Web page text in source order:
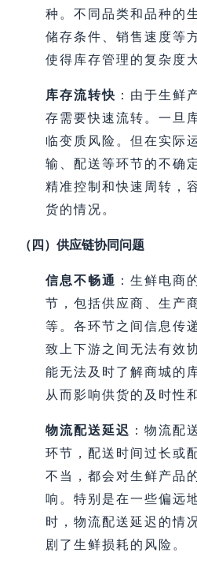
种。不同品类和品种的
储存条件、销售速度等
使得库存管理的复杂度
库存流转快 ：由于生鲜
存需要快速流转。一旦
临变质风险。但在实际
输、配送等环节的不确
精准控制和快速周转，
货的情况。
（四）供应链协同问题
信息不畅通 ：生鲜电商
节，包括供应商、生产
等。各环节之间信息传
致上下游之间无法有效
能无法及时了解商城的
从而影响供货的及时性
物流配送延迟 ：物流配
环节，配送时间过长或
不当，都会对生鲜产品
响。特别是在一些偏远
时，物流配送延迟的情
剧了生鲜损耗的风险。